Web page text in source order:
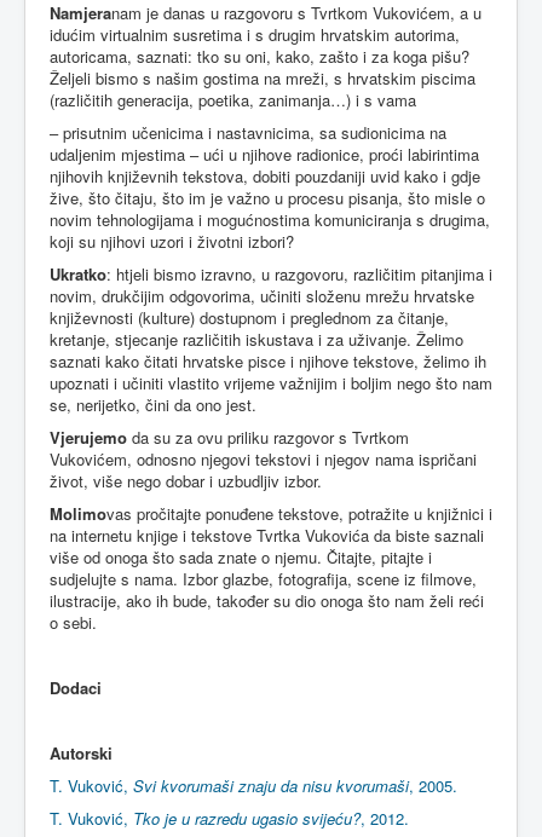
Namjeranam je danas u razgovoru s Tvrtkom Vukovićem, a u
idućim virtualnim susretima i s drugim hrvatskim autorima,
autoricama, saznati: tko su oni, kako, zašto i za koga pišu?
Željeli bismo s našim gostima na mreži, s hrvatskim piscima
(različitih generacija, poetika, zanimanja…) i s vama
– prisutnim učenicima i nastavnicima, sa sudionicima na
udaljenim mjestima – ući u njihove radionice, proći labirintima
njihovih književnih tekstova, dobiti pouzdaniji uvid kako i gdje
žive, što čitaju, što im je važno u procesu pisanja, što misle o
novim tehnologijama i mogućnostima komuniciranja s drugima,
koji su njihovi uzori i životni izbori?
Ukratko: htjeli bismo izravno, u razgovoru, različitim pitanjima i
novim, drukčijim odgovorima, učiniti složenu mrežu hrvatske
književnosti (kulture) dostupnom i preglednom za čitanje,
kretanje, stjecanje različitih iskustava i za uživanje. Želimo
saznati kako čitati hrvatske pisce i njihove tekstove, želimo ih
upoznati i učiniti vlastito vrijeme važnijim i boljim nego što nam
se, nerijetko, čini da ono jest.
Vjerujemo da su za ovu priliku razgovor s Tvrtkom
Vukovićem, odnosno njegovi tekstovi i njegov nama ispričani
život, više nego dobar i uzbudljiv izbor.
Molimovas pročitajte ponuđene tekstove, potražite u knjižnici i
na internetu knjige i tekstove Tvrtka Vukovića da biste saznali
više od onoga što sada znate o njemu. Čitajte, pitajte i
sudjelujte s nama. Izbor glazbe, fotografija, scene iz filmove,
ilustracije, ako ih bude, također su dio onoga što nam želi reći
o sebi.
Dodaci
Autorski
T. Vuković, Svi kvorumaši znaju da nisu kvorumaši, 2005.
T. Vuković, Tko je u razredu ugasio svijeću?, 2012.